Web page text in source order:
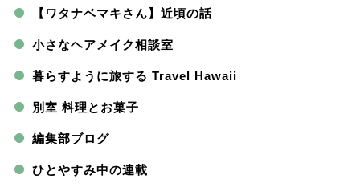
【ワタナベマキさん】近頃の話
小さなヘアメイク相談室
暮らすように旅する Travel Hawaii
別室 料理とお菓子
編集部ブログ
ひとやすみ中の連載